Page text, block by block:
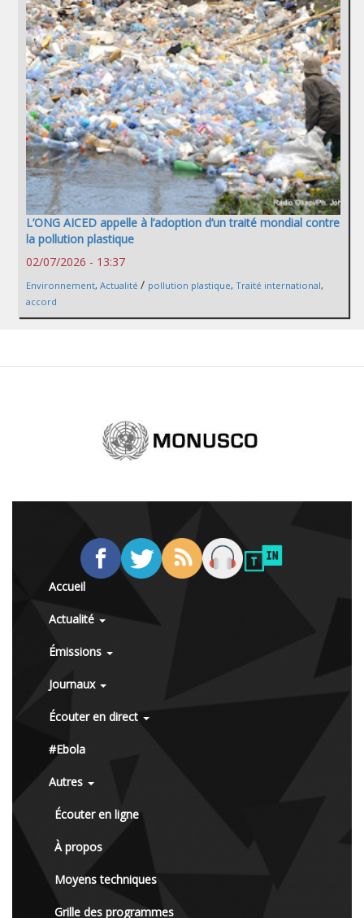
L’ONG AICED appelle à l’adoption d’un traité mondial contre
la pollution plastique
02/07/2026 - 13:37
Environnement, Actualité / pollution plastique, Traité international,
accord
Accueil
Actualité
Émissions
Journaux
Écouter en direct
#Ebola
Autres
Écouter en ligne
À propos
Moyens techniques
Grille des programmes